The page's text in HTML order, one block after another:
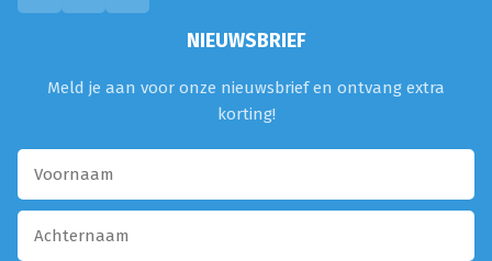
NIEUWSBRIEF
Meld je aan voor onze nieuwsbrief en ontvang extra
korting!